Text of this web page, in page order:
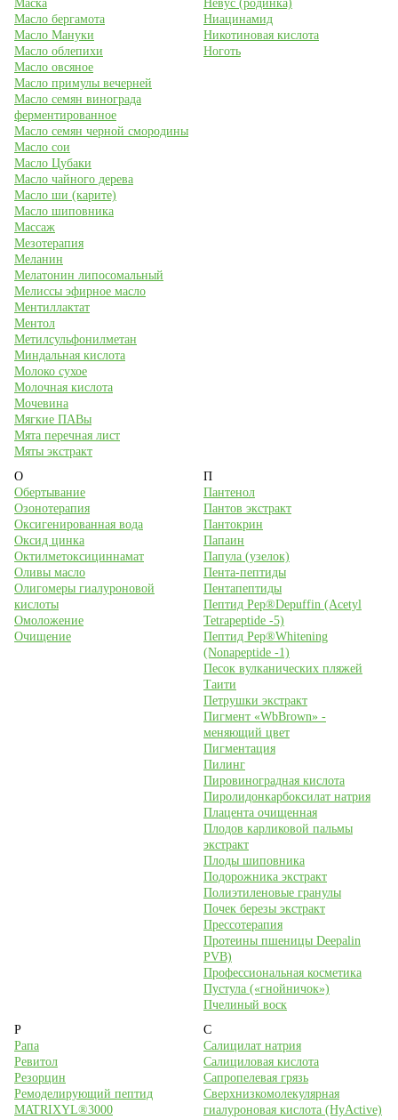
Маска
Масло бергамота
Масло Мануки
Масло облепихи
Масло овсяное
Масло примулы вечерней
Масло семян винограда
ферментированное
Масло семян черной смородины
Масло сои
Масло Цубаки
Масло чайного дерева
Масло ши (карите)
Масло шиповника
Массаж
Мезотерапия
Меланин
Мелатонин липосомальный
Мелиссы эфирное масло
Ментиллактат
Ментол
Метилсульфонилметан
Миндальная кислота
Молоко сухое
Молочная кислота
Мочевина
Мягкие ПАВы
Мята перечная лист
Мяты экстракт
Невус (родинка)
Ниацинамид
Никотиновая кислота
Ноготь
О
Обертывание
Озонотерапия
Оксигенированная вода
Оксид цинка
Октилметоксициннамат
Оливы масло
Олигомеры гиалуроновой
кислоты
Омоложение
Очищение
П
Пантенол
Пантов экстракт
Пантокрин
Папаин
Папула (узелок)
Пента-пептиды
Пентапептиды
Пептид Pep®Depuffin (Acetyl
Tetrapeptide -5)
Пептид Pep®Whitening
(Nonapeptide -1)
Песок вулканических пляжей
Таити
Петрушки экстракт
Пигмент «WbBrown» -
меняющий цвет
Пигментация
Пилинг
Пировиноградная кислота
Пиролидонкарбоксилат натрия
Плацента очищенная
Плодов карликовой пальмы
экстракт
Плоды шиповника
Подорожника экстракт
Полиэтиленовые гранулы
Почек березы экстракт
Прессотерапия
Протеины пшеницы Deepalin
PVB)
Профессиональная косметика
Пустула («гнойничок»)
Пчелиный воск
Р
Рапа
Ревитол
Резорцин
Ремоделирующий пептид
MATRIXYL®3000
С
Салицилат натрия
Салициловая кислота
Сапропелевая грязь
Сверхнизкомолекулярная
гиалуроновая кислота (HyActive)